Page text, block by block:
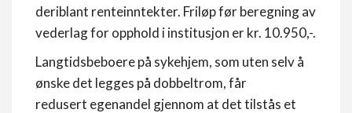
deriblant renteinntekter. Friløp før beregning av
vederlag for opphold i institusjon er kr. 10.950,-.
Langtidsbeboere på sykehjem, som uten selv å
ønske det legges på dobbeltrom, får
redusert egenandel gjennom at det tilstås et